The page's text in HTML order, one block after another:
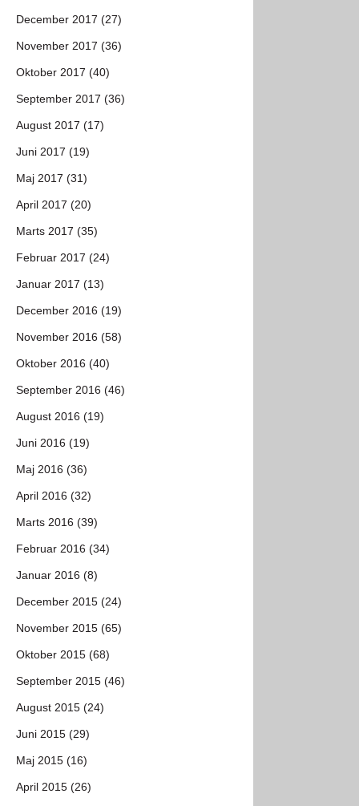
December 2017 (27)
November 2017 (36)
Oktober 2017 (40)
September 2017 (36)
August 2017 (17)
Juni 2017 (19)
Maj 2017 (31)
April 2017 (20)
Marts 2017 (35)
Februar 2017 (24)
Januar 2017 (13)
December 2016 (19)
November 2016 (58)
Oktober 2016 (40)
September 2016 (46)
August 2016 (19)
Juni 2016 (19)
Maj 2016 (36)
April 2016 (32)
Marts 2016 (39)
Februar 2016 (34)
Januar 2016 (8)
December 2015 (24)
November 2015 (65)
Oktober 2015 (68)
September 2015 (46)
August 2015 (24)
Juni 2015 (29)
Maj 2015 (16)
April 2015 (26)